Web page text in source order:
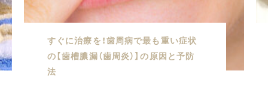
すぐに治療を！歯周病で最も重い症状
の【歯槽膿漏（歯周炎）】の原因と予防
法